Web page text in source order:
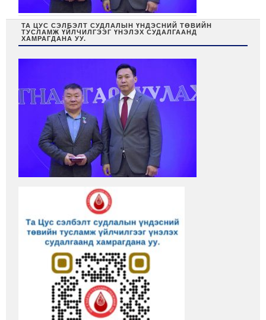
ТА ЦУС СЭЛБЭЛТ СУДЛАЛЫН ҮНДЭСНИЙ ТӨВИЙН
ТУСЛАМЖ ҮЙЛЧИЛГЭЭГ ҮНЭЛЭХ СУДАЛГААНД
ХАМРАГДАНА УУ.